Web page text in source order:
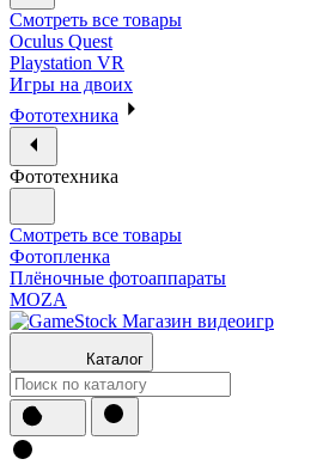
Смотреть все товары
Oculus Quest
Playstation VR
Игры на двоих
Фототехника
Фототехника
Смотреть все товары
Фотопленка
Плёночные фотоаппараты
MOZA
Каталог